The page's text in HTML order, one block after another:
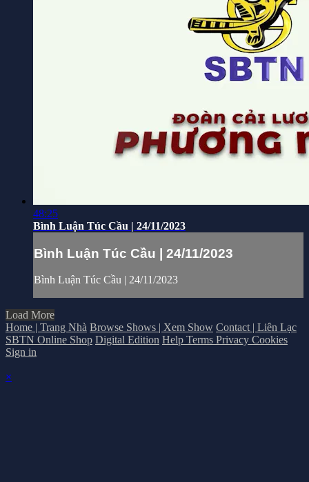
48:25
Bình Luận Túc Cầu | 24/11/2023
Bình Luận Túc Cầu | 24/11/2023
Bình Luận Túc Cầu | 24/11/2023
Load More
Home | Trang Nhà Browse Shows | Xem Show Contact | Liên Lạc
SBTN Online Shop Digital Edition Help Terms Privacy Cookies
Sign in
×